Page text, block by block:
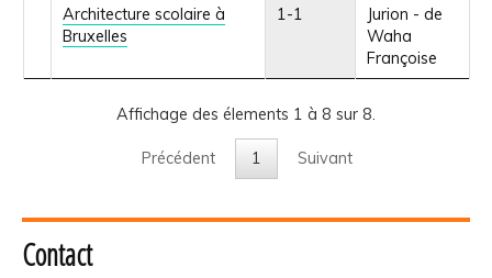
Architecture scolaire à
Bruxelles
1-1
Jurion - de
Waha
Françoise
Affichage des élements 1 à 8 sur 8.
Précédent 1 Suivant
Contact